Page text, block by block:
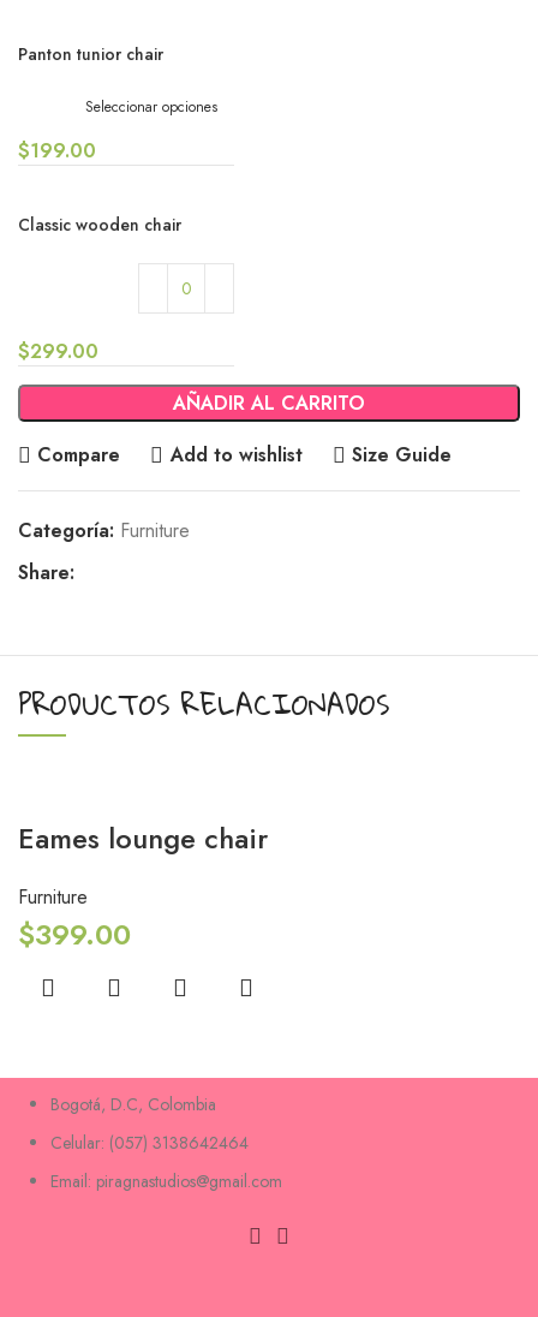
Panton tunior chair
Seleccionar opciones
$199.00
Classic wooden chair
$299.00
AÑADIR AL CARRITO
Compare
Add to wishlist Size Guide
Categoría: Furniture
Share:
PRODUCTOS RELACIONADOS
Eames lounge chair
Furniture
$399.00
Bogotá, D.C, Colombia
Celular: (057) 3138642464
Email: piragnastudios@gmail.com